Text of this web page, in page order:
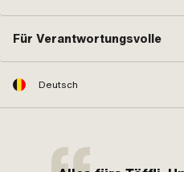
Für Verantwortungsvolle
Deutsch